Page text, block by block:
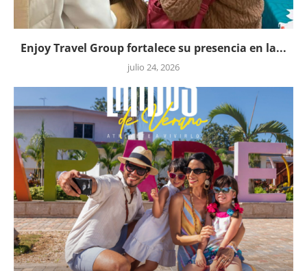
Enjoy Travel Group fortalece su presencia en la...
julio 24, 2026